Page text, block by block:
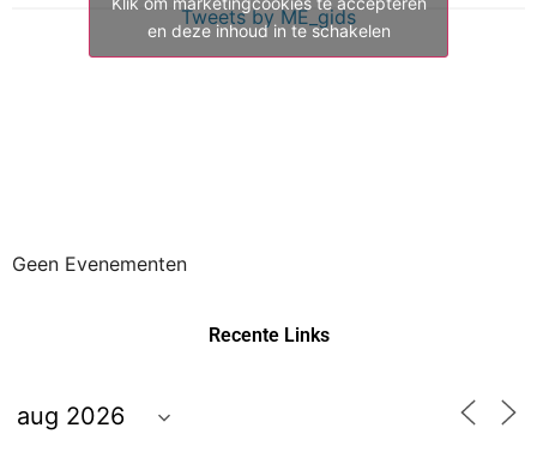
Tweets by ME_gids
en deze inhoud in te schakelen
Geen Evenementen
Recente Links